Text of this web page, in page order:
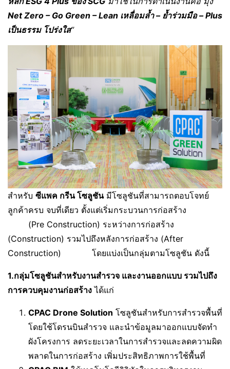
Net Zero – Go Green – Lean เหลื่อมล้ำ – ย้ำร่วมมือ – Plus
เป็นธรรม โปร่งใส”
สำหรับ ซีแพค กรีน โซลูชันมีโซลูชันที่สามารถตอบโจทย์
ลูกค้าครบ จบที่เดียว ตั้งแต่เริ่มกระบวนการก่อสร้าง
(Pre Construction) ระหว่างการก่อสร้าง
(Construction) รวมไปถึงหลังการก่อสร้าง (After
Construction) โดยแบ่งเป็นกลุ่มตามโซลูชัน ดังนี้
1.กลุ่มโซลูชันสำหรับงานสำรวจ และงานออกแบบ รวมไปถึง
การควบคุมงานก่อสร้าง ได้แก่
CPAC Drone Solution โซลูชันสำหรับการสำรวจพื้นที่
โดยใช้โดรนบินสำรวจ และนำข้อมูลมาออกแบบจัดทำ
ผังโครงการ ลดระยะเวลาในการสำรวจและลดความผิด
พลาดในการก่อสร้าง เพิ่มประสิทธิภาพการใช้พื้นที่